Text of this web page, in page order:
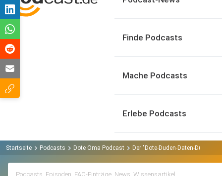
Finde Podcasts
Mache Podcasts
Erlebe Podcasts
Startseite Podcasts Dote Oma Podcast Der "Dote-Duden-Daten-Dusel"